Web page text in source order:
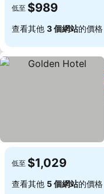
低至 $989
查看其他 3 個網站的價格
低至 $1,029
查看其他 5 個網站的價格